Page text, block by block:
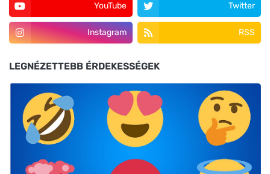
YouTube Twitter
Instagram RSS
LEGNÉZETTEBB ÉRDEKESSÉGEK